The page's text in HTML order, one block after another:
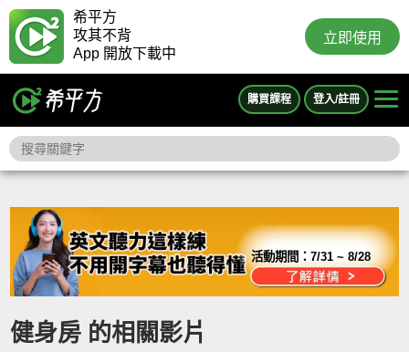
希平方
攻其不背
App 開放下載中
立即使用
購買課程 登入/註冊
活動期間：7/31 ~ 8/28
健身房 的相關影片